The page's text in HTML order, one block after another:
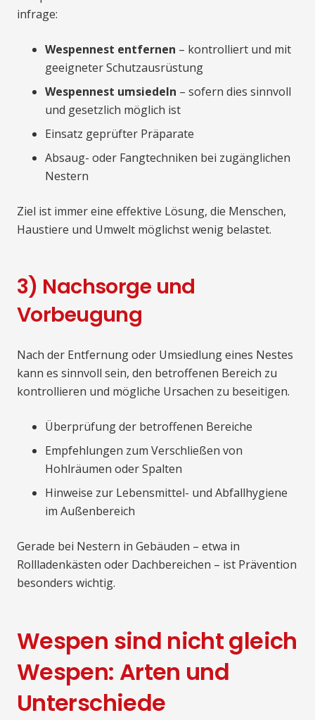
infrage:
Wespennest entfernen – kontrolliert und mit
geeigneter Schutzausrüstung
Wespennest umsiedeln – sofern dies sinnvoll
und gesetzlich möglich ist
Einsatz geprüfter Präparate
Absaug- oder Fangtechniken bei zugänglichen
Nestern
Ziel ist immer eine effektive Lösung, die Menschen,
Haustiere und Umwelt möglichst wenig belastet.
3) Nachsorge und
Vorbeugung
Nach der Entfernung oder Umsiedlung eines Nestes
kann es sinnvoll sein, den betroffenen Bereich zu
kontrollieren und mögliche Ursachen zu beseitigen.
Überprüfung der betroffenen Bereiche
Empfehlungen zum Verschließen von
Hohlräumen oder Spalten
Hinweise zur Lebensmittel- und Abfallhygiene
im Außenbereich
Gerade bei Nestern in Gebäuden – etwa in
Rollladenkästen oder Dachbereichen – ist Prävention
besonders wichtig.
Wespen sind nicht gleich
Wespen: Arten und
Unterschiede